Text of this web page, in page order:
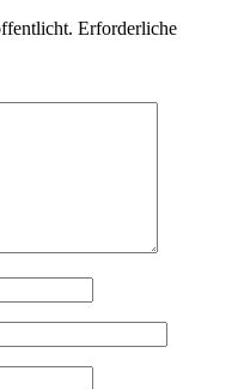
Erforderliche